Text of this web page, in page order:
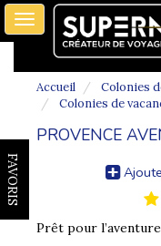
Toggle
navigation
FAVORIS
Accueil
Colonies
Colonies de
PROVENCE
Prêt pour